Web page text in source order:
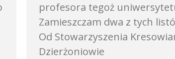
profesora tegoż
Zamieszczam dwa z tych
Od Stowarzyszenia
Dzierżoniowie